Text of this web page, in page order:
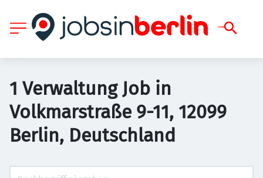
1 Verwaltung Job in
Volkmarstraße 9-11, 12099
Berlin, Deutschland